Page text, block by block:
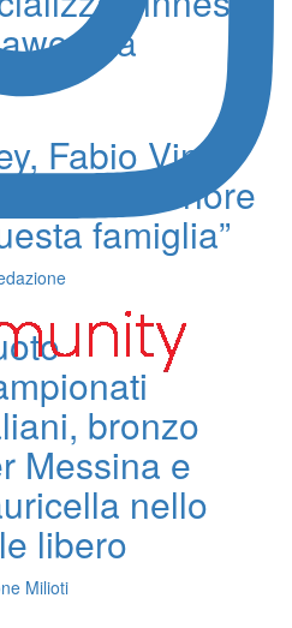
Fabio Vinci
“E’ un onore
famiglia”
bronzo
Messina e
nello
libero
Milioti